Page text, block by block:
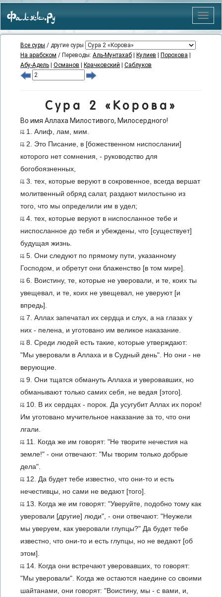
Меню
Фаляк.Ру
Все суры / другие суры
На арабском / Переводы: Аль-Мунтахаб Кулиев Порохова
Абу-Адель
Османов Крачковский Саблуков
Сура 2 «Корова»
Во имя Аллаха Милостивого, Милосердного!
1. Алиф, лам, мим.
2. Это Писание, в [божественном ниспослании]
которого нет сомнения, - руководство для
богобоязненных,
3. тех, которые веруют в сокровенное, всегда вершат
молитвенный обряд салат, раздают милостыню из
того, что мы определили им в удел;
4. тех, которые веруют в ниспосланное тебе и
ниспосланное до тебя и убеждены, что [существует]
будущая жизнь.
5. Они следуют по прямому пути, указанному
Господом, и обретут они блаженство [в том мире].
6. Воистину, те, которые не уверовали, и те, коих ты
увещевал, и те, коих не увещевал, не уверуют [и
впредь].
7. Аллах запечатал их сердца и слух, а на глазах у
них - пелена, и уготовано им великое наказание.
8. Среди людей есть такие, которые утверждают:
"Мы уверовали в Аллаха и в Судный день". Но они - не
верующие.
9. Они тщатся обмануть Аллаха и уверовавших, но
обманывают только самих себя, не ведая [этого].
10. В их сердцах - порок. Да усугубит Аллах их порок!
Им уготовано мучительное наказание за то, что они
лгали.
11. Когда же им говорят: "Не творите нечестия на
земле!" - они отвечают: "Мы творим только добрые
дела".
12. Да будет тебе известно, что они-то и есть
нечестивцы, но сами не ведают [того].
13. Когда же им говорят: "Уверуйте, подобно тому как
уверовали [другие] люди", - они отвечают: "Неужели
мы уверуем, как уверовали глупцы?" Да будет тебе
известно, что они-то и есть глупцы, но не ведают [об
этом].
14. Когда они встречают уверовавших, то говорят:
"Мы уверовали". Когда же остаются наедине со своими
шайтанами, они говорят: "Воистину, мы - с вами, и,